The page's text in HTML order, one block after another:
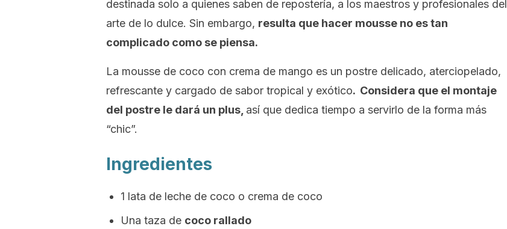
destinada solo a quienes saben de repostería, a los maestros y profesionales del
arte de lo dulce. Sin embargo, resulta que hacer mousse no es tan
complicado como se piensa.
La mousse de coco con crema de mango es un postre delicado, aterciopelado,
refrescante y cargado de sabor tropical y exótico. Considera que el montaje
del postre le dará un plus, así que dedica tiempo a servirlo de la forma más
“chic”.
Ingredientes
1 lata de leche de coco o crema de coco
Una taza de coco rallado